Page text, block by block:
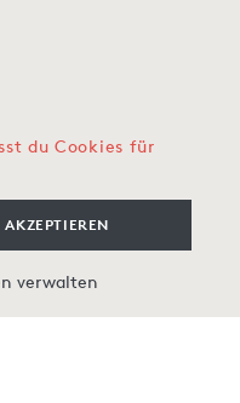
du Cookies für
verwalten